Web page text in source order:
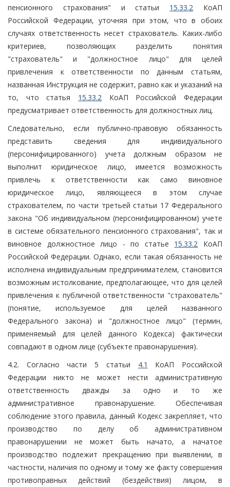
пенсионного страхования" и статьи 15.33.2 КоАП
Российской Федерации, уточняя при этом, что в обоих
случаях ответственность несет страхователь. Каких-либо
критериев, позволяющих разделить понятия
"страхователь" и "должностное лицо" для целей
привлечения к ответственности по данным статьям,
названная Инструкция не содержит, равно как и указаний на
то, что статья 15.33.2 КоАП Российской Федерации
предусматривает ответственность для должностных лиц.
Следовательно, если публично-правовую обязанность
представить сведения для индивидуального
(персонифицированного) учета должным образом не
выполнит юридическое лицо, имеется возможность
привлечь к ответственности как само виновное
юридическое лицо, являющееся в этом случае
страхователем, по части третьей статьи 17 Федерального
закона "Об индивидуальном (персонифицированном) учете
в системе обязательного пенсионного страхования", так и
виновное должностное лицо - по статье 15.33.2 КоАП
Российской Федерации. Однако, если такая обязанность не
исполнена индивидуальным предпринимателем, становится
возможным истолкование, предполагающее, что для целей
привлечения к публичной ответственности "страхователь"
(понятие, используемое для целей названного
Федерального закона) и "должностное лицо" (термин,
применяемый для целей данного Кодекса) фактически
совпадают в одном лице (субъекте правонарушения).
4.2. Согласно части 5 статьи 4.1
КоАП Российской
Федерации никто не может нести административную
ответственность дважды за одно и то же
административное правонарушение. Обеспечивая
соблюдение этого правила, данный Кодекс закрепляет, что
производство по делу об административном
правонарушении не может быть начато, а начатое
производство подлежит прекращению при выявлении, в
частности, наличия по одному и тому же факту совершения
противоправных действий (бездействия) лицом, в